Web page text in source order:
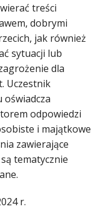
treści
dobrymi
jak również
sytuacji lub
dla
Uczestnik
oświadcza
odpowiedzi
i majątkowe
zawierające
tematycznie
r.